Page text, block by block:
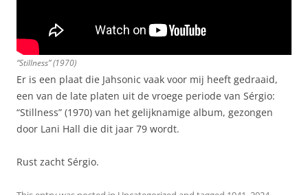
“Stillness” (1970)
Er is een plaat die Jahsonic vaak voor mij heeft gedraaid,
een van de late platen uit de vroege periode van Sérgio:
“Stillness” (1970) van het gelijknamige album, gezongen
door Lani Hall die dit jaar 79 wordt.
Rust zacht Sérgio.